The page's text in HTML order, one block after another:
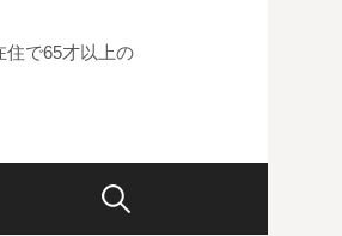
住で65才以上の
検